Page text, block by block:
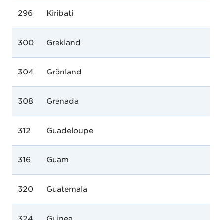
296 Kiribati
300 Grekland
304 Grönland
308 Grenada
312 Guadeloupe
316 Guam
320 Guatemala